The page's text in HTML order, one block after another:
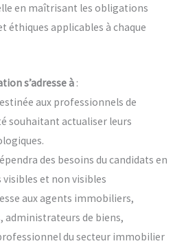
en maîtrisant les obligations
éthiques applicables à chaque
s’adresse à :
aux professionnels de
souhaitant actualiser leurs
des besoins du candidats en
et non visibles
aux agents immobiliers,
de biens,
du secteur immobilier